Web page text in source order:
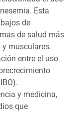
Esta
de
de salud más
musculares.
entre el uso
y medicina,
que